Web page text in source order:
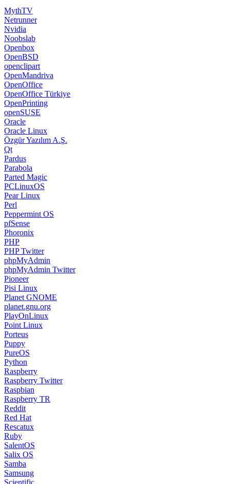
MythTV
Netrunner
Nvidia
Noobslab
Openbox
OpenBSD
openclipart
OpenMandriva
OpenOffice
OpenOffice Türkiye
OpenPrinting
openSUSE
Oracle
Oracle Linux
Özgür Yazılım A.Ş.
Qt
Pardus
Parabola
Parted Magic
PCLinuxOS
Pear Linux
Perl
Peppermint OS
pfSense
Phoronix
PHP
PHP Twitter
phpMyAdmin
phpMyAdmin Twitter
Pioneer
Pisi Linux
Planet GNOME
planet.gnu.org
PlayOnLinux
Point Linux
Porteus
Puppy
PureOS
Python
Raspberry
Raspberry Twitter
Raspbian
Raspberry TR
Reddit
Red Hat
Rescatux
Ruby
SalentOS
Salix OS
Samba
Samsung
Scientific